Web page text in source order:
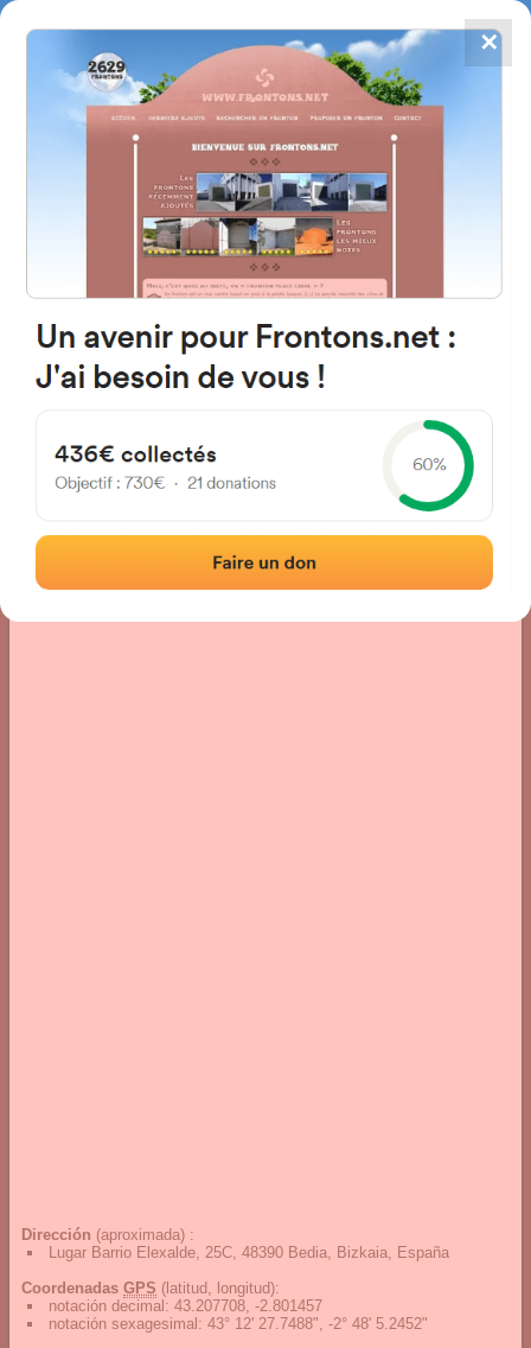
FRONTONS.NET
BUSCAR UN FRONTÓN
AÑADIR UN FRONTÓN
4784
frontones
48390 Bedia, Bizkaia Espagne
Lugar Barrio Elexalde 25C España
Fotos Comentarios y reseñas
Dirección (aproximada) :
Lugar Barrio Elexalde, 25C, 48390 Bedia, Bizkaia, España
Coordenadas GPS (latitud, longitud):
notación decimal : 43.207708, -2.801457
notación sexagesimal : 43° 12' 27.7488", -2° 48' 5.2452"
✕